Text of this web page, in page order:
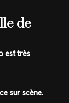
de
est très
sur scène.